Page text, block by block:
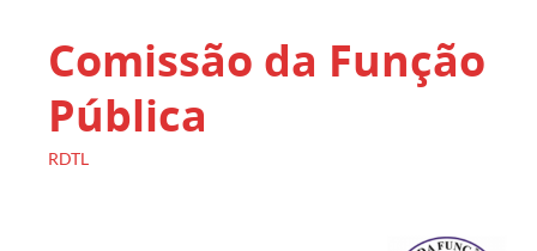
Comissão da Função
Pública
RDTL